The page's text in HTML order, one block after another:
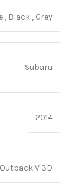
, Black , Grey
Subaru
2014
Outback V 3D